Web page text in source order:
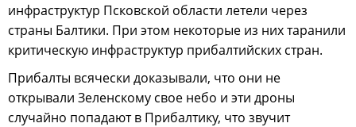
инфраструктур Псковской области летели через
страны Балтики. При этом некоторые из них таранили
критическую инфраструктур прибалтийских стран.
Прибалты всячески доказывали, что они не
открывали Зеленскому свое небо и эти дроны
случайно попадают в Прибалтику, что звучит